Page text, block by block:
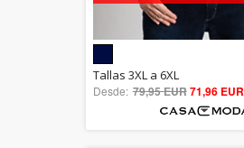
5.00
out of 5
Tallas 3XL a 6XL
Desde: 79,95 EUR71,96 EUR